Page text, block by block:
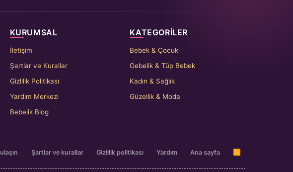
KURUMSAL
İletişim
Şartlar ve Kurallar
Gizlilik Politikası
Yardım Merkezi
Bebelik Blog
KATEGORILER
Bebek & Çocuk
Gebelik & Tüp Bebek
Kadın & Sağlık
Güzellik & Moda
Şartlar ve kurallar Gizlilik politikası Yardım Ana sayfa
R